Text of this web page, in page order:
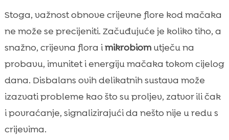
 Uloga prehrane u stabilizaciji probave
 Probiotici, prebiotici i sinbiotici za mačke
 Eliminacijska dijeta i osjetljivost na sastojke
 CricksyCat hrana za mačke kao podrška
zdravoj probavi
Upravljanje proljevom, zatvorom i
povraćanjem kod kuće
Stres i crijeva: kako okolina utječe na
mikrobiom
Stoga, važnost obnove crijevne flore kod mačaka
ne može se precijeniti. Začuđujuće je koliko tiho, a
snažno, crijevna flora imikrobiomutječu na
probavu, imunitet i energiju mačaka tokom cijelog
dana. Disbalans ovih delikatnih sustava može
izazvati probleme kao što su proljev, zatvor ili čak
i povraćanje, signalizirajući da nešto nije u redu s
crijevima.